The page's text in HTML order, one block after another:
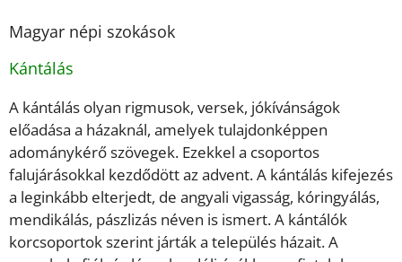
Magyar népi szokások
Kántálás
A kántálás olyan rigmusok, versek, jókívánságok
előadása a házaknál, amelyek tulajdonképpen
adománykérő szövegek. Ezekkel a csoportos
falujárásokkal kezdődött az advent. A kántálás kifejezés
a leginkább elterjedt, de angyali vigasság, kóringyálás,
mendikálás, pászlizás néven is ismert. A kántálók
korcsoportok szerint járták a település házait. A